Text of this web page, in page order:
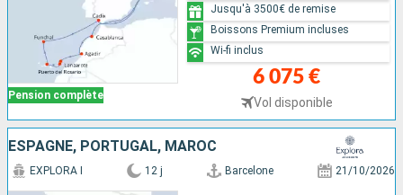
Pension complète
6 075 €
Vol disponible
Jusqu'à 3500€ de remise
Boissons Premium incluses
Wi-fi inclus
ESPAGNE, PORTUGAL, MAROC
EXPLORA I 12 j Barcelone 21/10/2026